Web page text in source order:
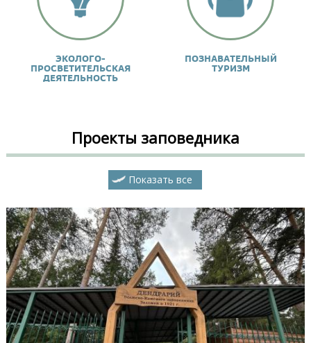
ЭКОЛОГО-
ПРОСВЕТИТЕЛЬСКАЯ
ДЕЯТЕЛЬНОСТЬ
ПОЗНАВАТЕЛЬНЫЙ
ТУРИЗМ
Проекты заповедника
Показать все